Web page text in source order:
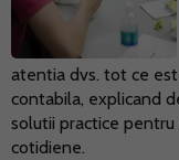
atentia dvs. tot ce
contabila, explicand
solutii practice
cotidiene.